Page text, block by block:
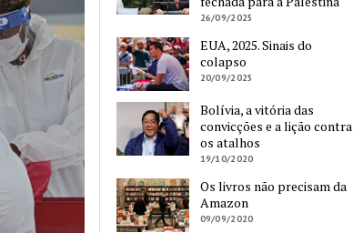
26/09/2025
EUA, 2025. Sinais do
colapso
20/09/2025
Bolívia, a vitória das
convicções e a lição contra
os atalhos
19/10/2020
Os livros não precisam da
Amazon
09/09/2020